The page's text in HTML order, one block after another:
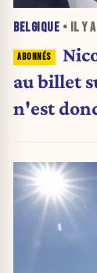
BELGIQUE • IL Y A
au billet
n'est